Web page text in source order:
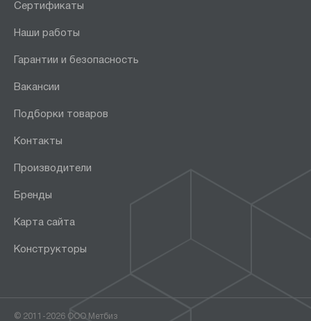
Сертификаты
Наши работы
Гарантии и безопасность
Вакансии
Подборки товаров
Контакты
Производители
Бренды
Карта сайта
Конструкторы
© 2011-2026 ООО Метбиз